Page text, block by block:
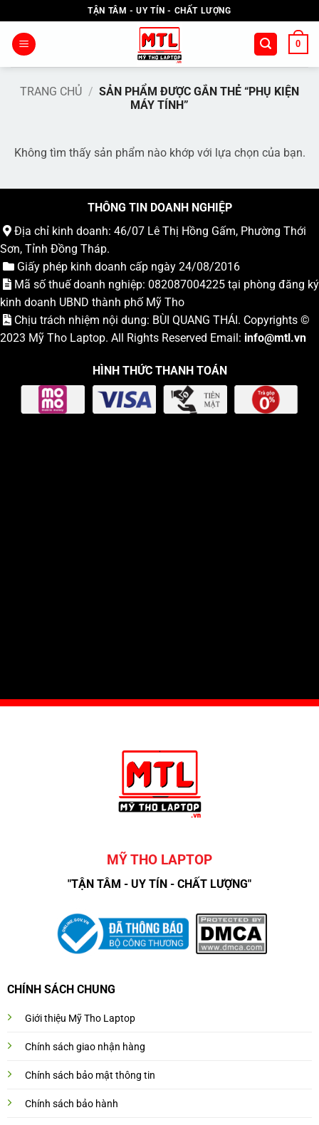
qua
nội
TẬN TÂM - UY TÍN - CHẤT LƯỢNG
0
TRANG CHỦ / SẢN PHẨM ĐƯỢC GẮN THẺ “PHỤ KIỆN
MÁY TÍNH”
Không tìm thấy sản phẩm nào khớp với lựa chọn của bạn.
THÔNG TIN DOANH NGHIỆP
Địa chỉ kinh doanh: 46/07 Lê Thị Hồng Gấm, Phường Thới
Sơn, Tỉnh Đồng Tháp.
Giấy phép kinh doanh cấp ngày 24/08/2016
Mã số thuế doanh nghiệp: 082087004225 tại phòng đăng ký
kinh doanh UBND thành phố Mỹ Tho
Chịu trách nhiệm nội dung: BÙI QUANG THÁI. Copyrights ©
2023 Mỹ Tho Laptop. All Rights Reserved Email: info@mtl.vn
HÌNH THỨC THANH TOÁN
MỸ THO LAPTOP
"TẬN TÂM - UY TÍN - CHẤT LƯỢNG"
CHÍNH SÁCH CHUNG
Giới thiệu Mỹ Tho Laptop
Chính sách giao nhận hàng
Chính sách bảo mật thông tin
Chính sách bảo hành